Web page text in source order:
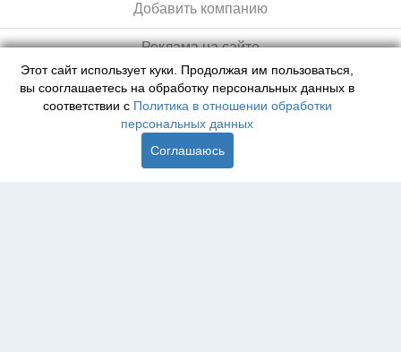
Добавить компанию
Реклама на сайте
База данных сайта vyvoz.org является интеллектуальной
собственностью ООО «Профит» и охраняется законом.
Этот сайт использует куки. Продолжая им пользоваться,
вы сооглашаетесь на обработку персональных данных в
соответствии с Политика в отношении обработки
персональных данных
Соглашаюсь